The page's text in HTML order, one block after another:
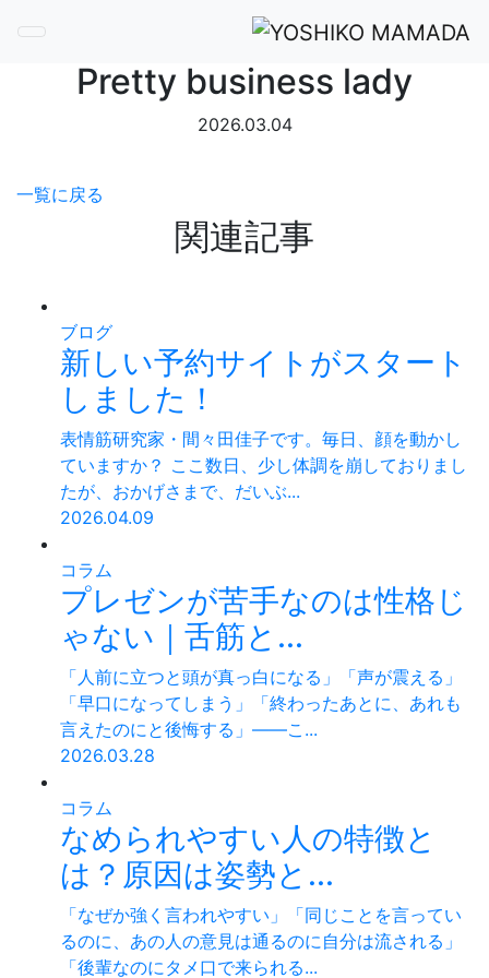
間々田 佳子
Toggle navigation
Pretty business lady
2026.03.04
一覧に戻る
関連記事
ブログ
新しい予約サイトがスタート
しました！
表情筋研究家・間々田佳子です。毎日、顔を動かし
ていますか？ ここ数日、少し体調を崩しておりまし
たが、おかげさまで、だいぶ...
2026.04.09
コラム
プレゼンが苦手なのは性格じ
ゃない｜舌筋と...
「人前に立つと頭が真っ白になる」「声が震える」
「早口になってしまう」「終わったあとに、あれも
言えたのにと後悔する」——こ...
2026.03.28
コラム
なめられやすい人の特徴と
は？原因は姿勢と...
「なぜか強く言われやすい」「同じことを言ってい
るのに、あの人の意見は通るのに自分は流される」
「後輩なのにタメ口で来られる...